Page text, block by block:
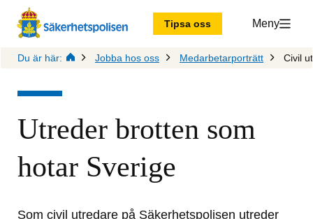
Tipsa oss Meny
Du är här: Jobba hos oss Medarbetarporträtt Civil
Utreder brotten som
hotar Sverige
Som civil utredare på Säkerhetspolisen utreder